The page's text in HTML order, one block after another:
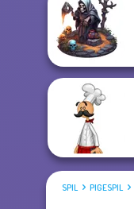
SPIL PIGESPIL